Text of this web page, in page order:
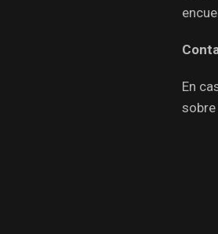
En